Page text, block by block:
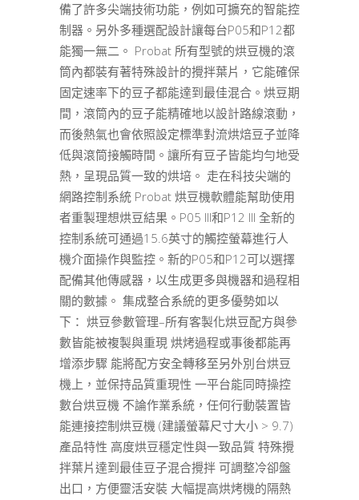
備了許多尖端技術功能，例如可擴充的智能控
制器。另外多種選配設計讓每台P05和P12都
能獨一無二。 Probat 所有型號的烘豆機的滾
筒內都裝有著特殊設計的攪拌葉片，它能確保
固定速率下的豆子都能達到最佳混合。烘豆期
間，滾筒內的豆子能精確地以設計路線滾動，
而後熱氣也會依照設定標準對流烘焙豆子並降
低與滾筒接觸時間。讓所有豆子皆能均勻地受
熱，呈現品質一致的烘培。 走在科技尖端的
網路控制系統 Probat 烘豆機軟體能幫助使用
者重製理想烘豆結果。P05 III和P12 III 全新的
控制系統可通過15.6英寸的觸控螢幕進行人
機介面操作與監控。新的P05和P12可以選擇
配備其他傳感器，以生成更多與機器和過程相
關的數據。 集成整合系統的更多優勢如以
下： 烘豆參數管理–所有客製化烘豆配方與參
數皆能被複製與重現 烘烤過程或事後都能再
增添步驟 能將配方安全轉移至另外別台烘豆
機上，並保持品質重現性 一平台能同時操控
數台烘豆機 不論作業系統，任何行動裝置皆
能連接控制烘豆機 (建議螢幕尺寸大小 > 9.7)
產品特性 高度烘豆穩定性與一致品質 特殊攪
拌葉片達到最佳豆子混合攪拌 可調整冷卻盤
出口，方便靈活安裝 大幅提高烘烤機的隔熱